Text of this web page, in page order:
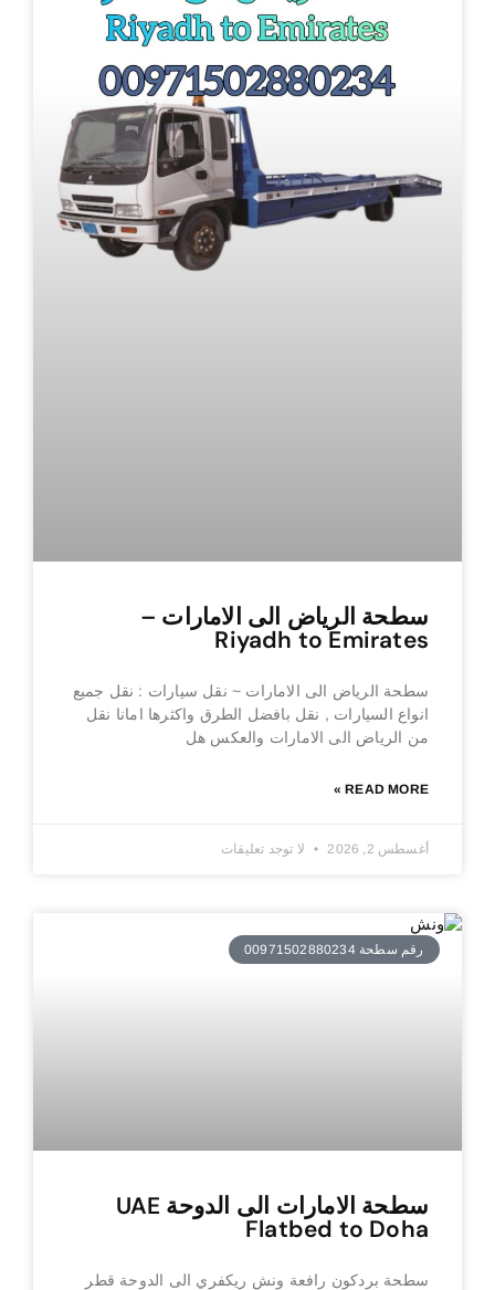
سطحة الرياض الى الامارات –
Riyadh to Emirates
سطحة الرياض الى الامارات ~ نقل سيارات : نقل جميع
انواع السيارات , نقل بافضل الطرق واكثرها امانا نقل
من الرياض الى الامارات والعكس هل
READ MORE »
أغسطس 2, 2026 لا توجد تعليقات
رقم سطحة 00971502880234
سطحة الامارات الى الدوحة UAE
Flatbed to Doha
سطحة بردكون رافعة ونش ريكفري الى الدوحة قطر